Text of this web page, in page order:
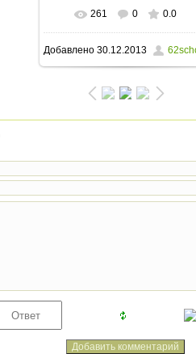
В реальном размере
1200x1600/ 290.8Kb
261 0 0.0
Добавлено30.12.2013